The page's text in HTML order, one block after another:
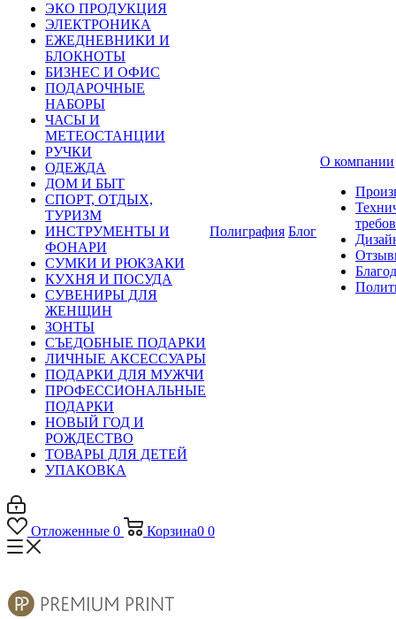
ЭКО ПРОДУКЦИЯ
ЭЛЕКТРОНИКА
ЕЖЕДНЕВНИКИ И
БЛОКНОТЫ
БИЗНЕС И ОФИС
ПОДАРОЧНЫЕ
НАБОРЫ
ЧАСЫ И
МЕТЕОСТАНЦИИ
РУЧКИ
ОДЕЖДА
ДОМ И БЫТ
СПОРТ, ОТДЫХ,
ТУРИЗМ
ИНСТРУМЕНТЫ И
ФОНАРИ
СУМКИ И РЮКЗАКИ
КУХНЯ И ПОСУДА
СУВЕНИРЫ ДЛЯ
ЖЕНЩИН
ЗОНТЫ
СЪЕДОБНЫЕ ПОДАРКИ
ЛИЧНЫЕ АКСЕССУАРЫ
ПОДАРКИ ДЛЯ МУЖЧИ
ПРОФЕССИОНАЛЬНЫЕ
ПОДАРКИ
НОВЫЙ ГОД И
РОЖДЕСТВО
ТОВАРЫ ДЛЯ ДЕТЕЙ
УПАКОВКА
Полиграфия Блог
О компании
Отложенные 0 Корзина0 0